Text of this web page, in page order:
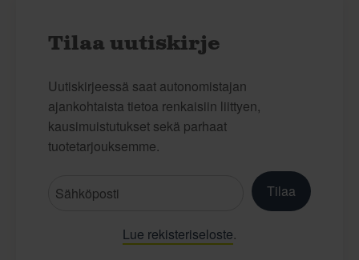
Tilaa uutiskirje
Uutiskirjeessä saat autonomistajan
ajankohtaista tietoa renkaisiin liittyen,
kausimuistutukset sekä parhaat
tuotetarjouksemme.
Tilaa
Lue rekisteriseloste.